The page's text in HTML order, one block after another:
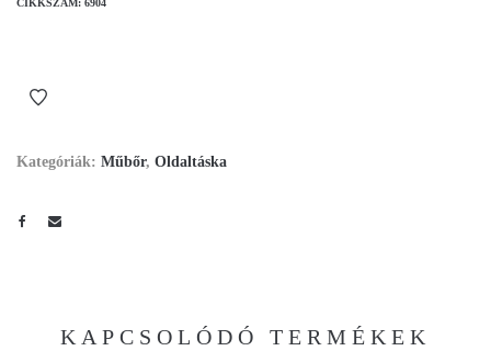
CIKKSZÁM: 6904
Kategóriák: Műbőr, Oldaltáska
KAPCSOLÓDÓ TERMÉKEK